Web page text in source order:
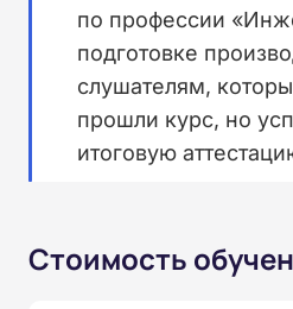
по профессии
подготовке
слушателям,
прошли курс, но
итоговую
Стоимость